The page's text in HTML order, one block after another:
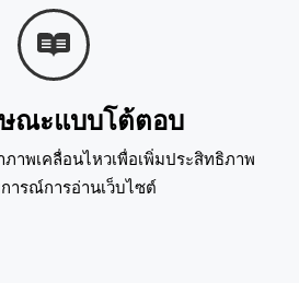
ณะแบบโต้ตอบ
ภาพเคลื่อนไหวเพื่อเพิ่มประสิทธิภาพ
ารณ์การอ่านเว็บไซต์